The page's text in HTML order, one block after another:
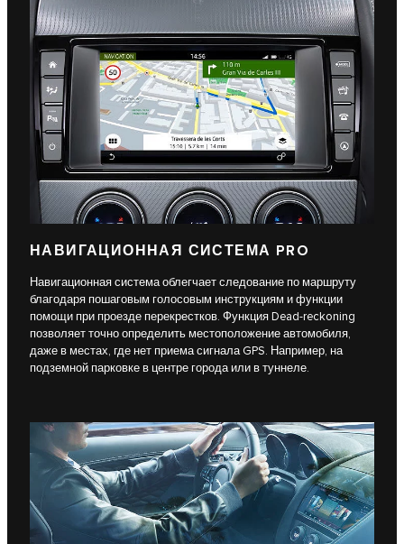
НАВИГАЦИОННАЯ СИСТЕМА PRO
Навигационная система облегчает следование по маршруту
благодаря пошаговым голосовым инструкциям и функции
помощи при проезде перекрестков. Функция Dead-reckoning
позволяет точно определить местоположение автомобиля,
даже в местах, где нет приема сигнала GPS. Например, на
подземной парковке в центре города или в туннеле.